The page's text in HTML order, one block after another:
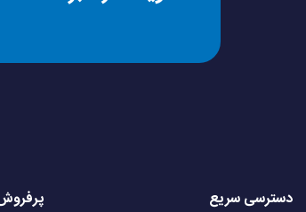
دسترسی سریع